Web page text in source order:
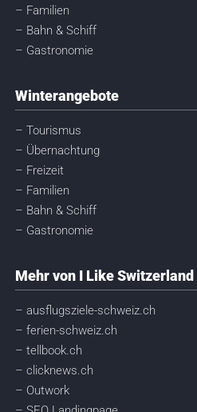
– Familien
– Bahn & Schiff
– Gastronomie
Winterangebote
– Tourismus
– Übernachtung
– Freizeit
– Familien
– Bahn & Schiff
– Gastronomie
Mehr von I Like Switzerland
– ausflugsziele-schweiz.ch
– ferien-schweiz.ch
– tellbook.ch
– clicknews.ch
– Outwork